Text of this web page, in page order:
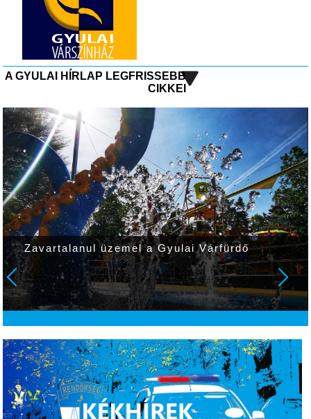
A GYULAI HÍRLAP LEGFRISSEBB
CIKKEI
Zavartalanul üzemel a Gyulai Várfürdő